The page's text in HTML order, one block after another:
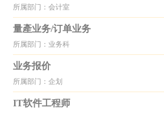
所属部门：会计室
量產业务/订单业务
所属部门：业务科
业务报价
所属部门：企划
IT软件工程师